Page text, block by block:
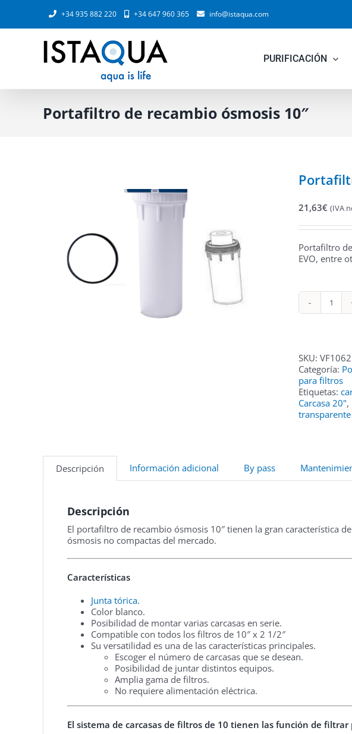
contenido
+34 935 882 220 +34 647 960 365 info@istaqua.com
PURIFICACIÓN
Portafiltro de recambio ósmosis 10″
21,63€ (IVA
Portafiltro
EVO, entre
10"
SKU: VF1062
Categoría:
para filtros
Etiquetas:
Carcasa 20",
transparente
Descripción Información adicional By pass
Descripción
El portafiltro de recambio ósmosis 10″ tienen la gran característica
ósmosis no compactas del mercado.
Características
Junta tórica.
Color blanco.
Posibilidad de montar varias carcasas en serie.
Compatible con todos los filtros de 10″ x 2 1/2″
Su versatilidad es una de las características principales.
Escoger el número de carcasas que se desean.
Posibilidad de juntar distintos equipos.
Amplia gama de filtros.
No requiere alimentación eléctrica.
El sistema de carcasas de filtros de 10 tienen las función de